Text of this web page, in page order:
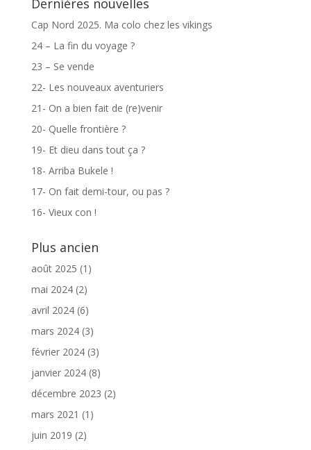
Cap Nord 2025. Ma colo chez les vikings
24 – La fin du voyage ?
23 – Se vende
22- Les nouveaux aventuriers
21- On a bien fait de (re)venir
20- Quelle frontière ?
19- Et dieu dans tout ça ?
18- Arriba Bukele !
17- On fait demi-tour, ou pas ?
16- Vieux con !
Plus ancien
août 2025 (1)
mai 2024(2)
avril 2024(6)
mars 2024(3)
février 2024(3)
janvier 2024(8)
décembre 2023 (2)
mars 2021 (1)
juin 2019 (2)